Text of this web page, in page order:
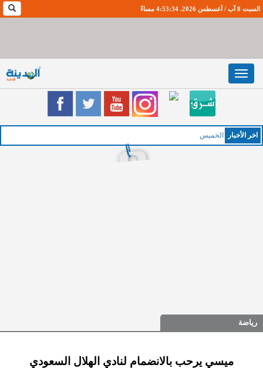
السبت 8 آب / أغسطس 2026. 4:53:35 مساءً
Toggle
navigation
اخر اﻷخبار الخميس : طقس
رياضة
ميسي يرحب بالانضمام لنادي الهلال السعودي